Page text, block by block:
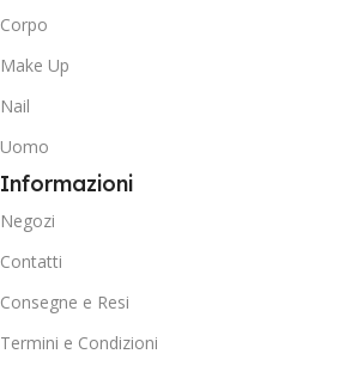
Corpo
Make Up
Nail
Uomo
Informazioni
Negozi
Contatti
Consegne e Resi
Termini e Condizioni